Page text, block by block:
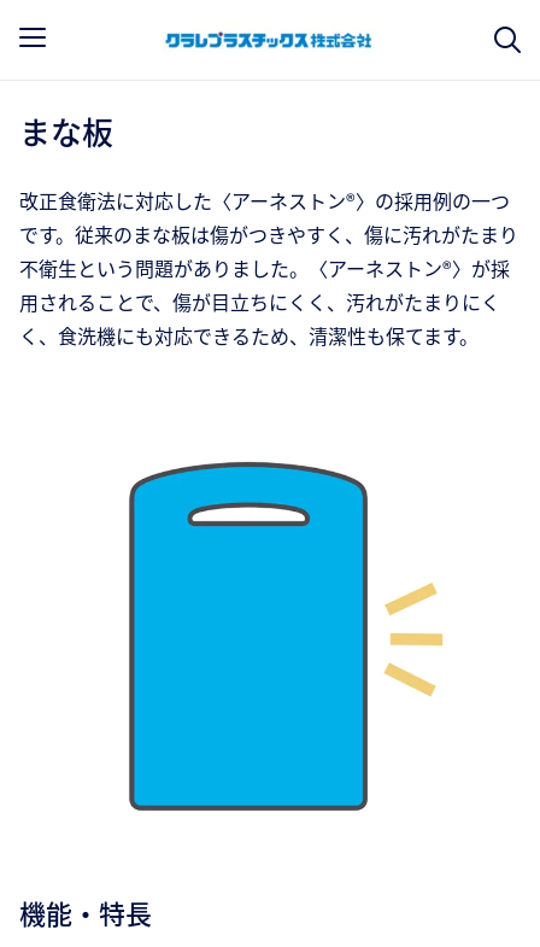
まな板
改正食衛法に対応した〈アーネストン®〉の採用例の一つ
です。従来のまな板は傷がつきやすく、傷に汚れがたまり
不衛生という問題がありました。〈アーネストン®〉が採
用されることで、傷が目立ちにくく、汚れがたまりにく
く、食洗機にも対応できるため、清潔性も保てます。
機能・特長